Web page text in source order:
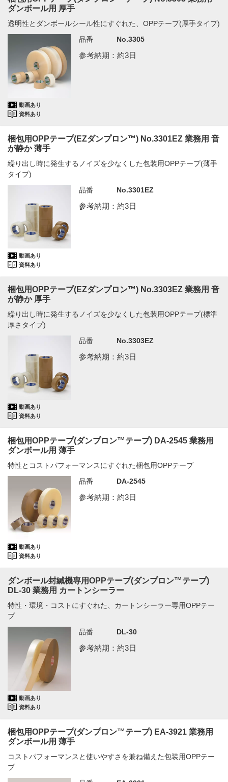
ダンボール用 厚手
透明性とダンボールシール性にすぐれた、OPPテープ(厚手タイプ)
動画あり
資料あり
品番 No.3305
参考納期：約3日
梱包用OPPテープ(EZダンプロン™) No.3301EZ 業務用 音
が静か 薄手
繰り出し時に発生するノイズを少なくした包装用OPPテープ(薄手
タイプ)
動画あり
資料あり
品番 No.3301EZ
参考納期：約3日
梱包用OPPテープ(EZダンプロン™) No.3303EZ 業務用 音
が静か 厚手
繰り出し時に発生するノイズを少なくした包装用OPPテープ(標準
厚さタイプ)
動画あり
資料あり
品番 No.3303EZ
参考納期：約3日
梱包用OPPテープ(ダンプロン™テープ) DA-2545 業務用
ダンボール用 薄手
特性とコストパフォーマンスにすぐれた梱包用OPPテープ
動画あり
資料あり
品番 DA-2545
参考納期：約3日
ダンボール封緘機専用OPPテープ(ダンプロン™テープ)
DL-30 業務用 カートンシーラー
特性・環境・コストにすぐれた、カートンシーラー専用OPPテー
プ
動画あり
資料あり
品番 DL-30
参考納期：約3日
梱包用OPPテープ(ダンプロン™テープ) EA-3921 業務用
ダンボール用 薄手
コストパフォーマンスと使いやすさを兼ね備えた包装用OPPテー
プ